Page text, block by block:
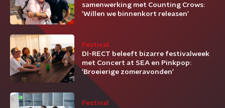
samenwerking met Counting Crows:
'Willen we binnenkort releasen'
Festival
DI-RECT beleeft bizarre festivalweek
met Concert at SEA en Pinkpop:
'Broeierige zomeravonden'
Festival